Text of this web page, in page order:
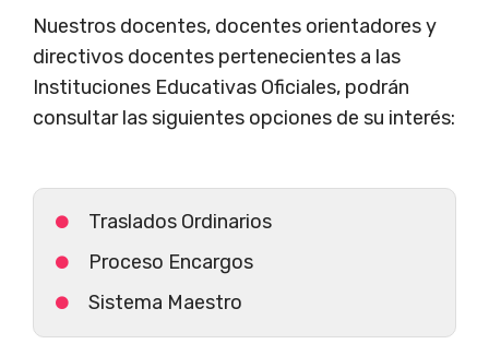
Nuestros docentes, docentes orientadores y
directivos docentes pertenecientes a las
Instituciones Educativas Oficiales, podrán
consultar las siguientes opciones de su interés:
Traslados Ordinarios
Proceso Encargos
Sistema Maestro